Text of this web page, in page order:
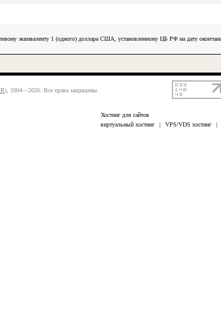
эквиваленту 1 (одного) доллара США, установленному ЦБ РФ на дату
), 2004—2026. Все права защищены.
Хостинг для сайтов
виртуальный хостинг
| VPS/VDS хостинг |